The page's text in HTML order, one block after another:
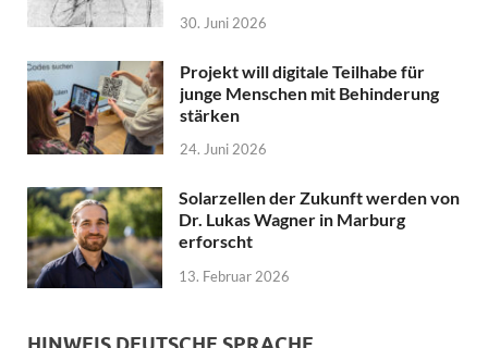
30. Juni 2026
Projekt will digitale Teilhabe für
junge Menschen mit Behinderung
stärken
24. Juni 2026
Solarzellen der Zukunft werden von
Dr. Lukas Wagner in Marburg
erforscht
13. Februar 2026